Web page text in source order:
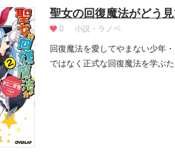
聖女の回復魔法がどう
0 小説・ラノベ
回復魔法を愛してやまない少
ではなく正式な回復魔法を学ぶ